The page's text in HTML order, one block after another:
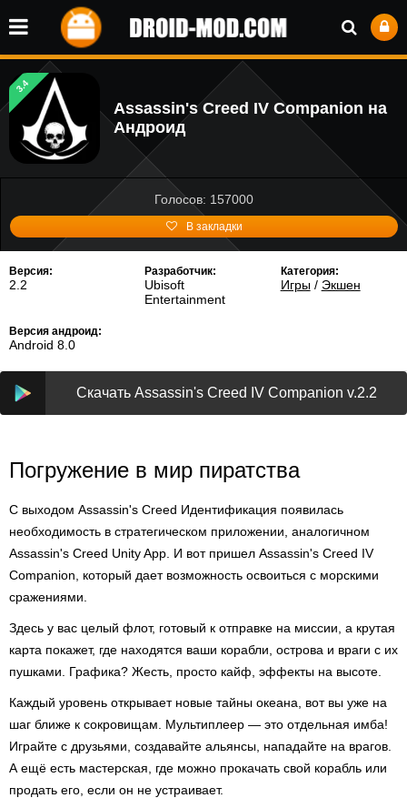
3.4
Assassin's Creed IV Companion на
Андроид
Голосов: 157000
В закладки
Версия:
2.2
Разработчик:
Ubisoft
Entertainment
Категория:
Игры/ Экшен
Версия андроид:
Android 8.0
Скачать Assassin's Creed IV Companion v.2.2
Погружение в мир пиратства
С выходом Assassin's Creed Идентификация появилась
необходимость в стратегическом приложении, аналогичном
Assassin's Creed Unity App. И вот пришел Assassin's Creed IV
Companion, который дает возможность освоиться с морскими
сражениями.
Здесь у вас целый флот, готовый к отправке на миссии, а крутая
карта покажет, где находятся ваши корабли, острова и враги с их
пушками. Графика? Жесть, просто кайф, эффекты на высоте.
Каждый уровень открывает новые тайны океана, вот вы уже на
шаг ближе к сокровищам. Мультиплеер — это отдельная имба!
Играйте с друзьями, создавайте альянсы, нападайте на врагов.
А ещё есть мастерская, где можно прокачать свой корабль или
продать его, если он не устраивает.